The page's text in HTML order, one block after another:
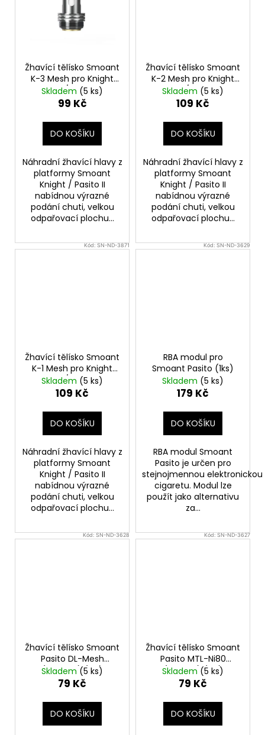
Žhavící tělísko Smoant
K-3 Mesh pro Knight
80W / Pasito II
(0,6ohm) (1ks)
Skladem (5 ks)
99 Kč
DO KOŠÍKU
Náhradní žhavící hlavy z
platformy Smoant
Knight / Pasito II
nabídnou výrazné
podání chuti, velkou
odpařovací plochu...
Žhavící tělísko Smoant
K-2 Mesh pro Knight
80W / Pasito II
(0,4ohm) (1ks)
Skladem (5 ks)
109 Kč
DO KOŠÍKU
Náhradní žhavící hlavy z
platformy Smoant
Knight / Pasito II
nabídnou výrazné
podání chuti, velkou
odpařovací plochu...
Kód:SN-ND-3871
Žhavící tělísko Smoant
K-1 Mesh pro Knight
80W / Pasito II
(0,3ohm) (1ks)
Skladem (5 ks)
109 Kč
DO KOŠÍKU
Náhradní žhavící hlavy z
platformy Smoant
Knight / Pasito II
nabídnou výrazné
podání chuti, velkou
odpařovací plochu...
Kód:SN-ND-3629
RBA modul pro
Smoant Pasito (1ks)
Skladem (5 ks)
179 Kč
DO KOŠÍKU
RBA modul Smoant
Pasito je určen pro
stejnojmennou elektronickou
cigaretu. Modul lze
použít jako alternativu
za...
Kód: SN-ND-3628
Žhavící tělísko Smoant
Pasito DL-Mesh
(0,6ohm) (1ks)
Skladem (5 ks)
79 Kč
DO KOŠÍKU
Kód: SN-ND-3627
Žhavící tělísko Smoant
Pasito MTL-Ni80
(1,4ohm) (1ks)
Skladem (5 ks)
79 Kč
DO KOŠÍKU